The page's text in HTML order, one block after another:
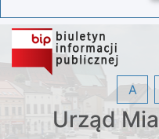
Urząd
A